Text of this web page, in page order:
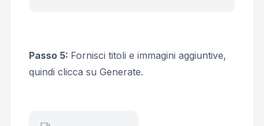
Passo 5: Fornisci titoli e immagini aggiuntive,
quindi clicca su Generate.